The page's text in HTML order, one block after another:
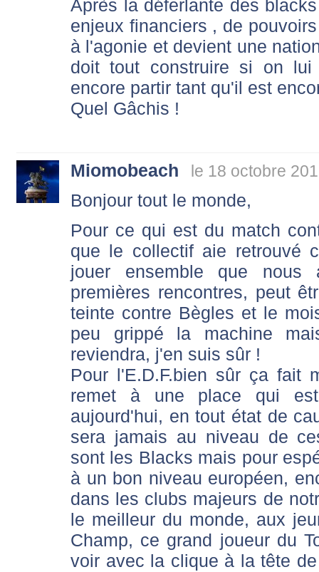
Après la déferlante des
enjeux financiers , de
à l'agonie et devient une
doit tout construire si on
encore partir tant qu'il est
Quel Gâchis !
Miomobeach le 18 octobre
Bonjour tout le monde,
Pour ce qui est du match
que le collectif aie retrouvé
jouer ensemble que
premières rencontres, peut
teinte contre Bègles et le
peu grippé la machine
reviendra, j'en suis sûr !
Pour l'E.D.F.bien sûr ça fait
remet à une place qui est
aujourd'hui, en tout état de
sera jamais au niveau de
sont les Blacks mais pour
à un bon niveau européen,
dans les clubs majeurs de
le meilleur du monde, aux
Champ, ce grand joueur du
voir avec la clique à la tête